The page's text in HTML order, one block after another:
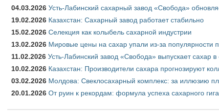
04.03.2026 Усть-Лабинский сахарный завод «Свобода»
19.02.2026 Казахстан: Сахарный завод работает стабильно
15.02.2026 Селекция как колыбель сахарной индустрии
13.02.2026 Мировые цены на сахар упали из-за популярности
11.02.2026 Усть-Лабинский завод «Свобода» выпускает сахар в
10.02.2026 Казахстан: Производители сахара прогнозируют
03.02.2026 Молдова: Свеклосахарный комплекс: за иллюзию
20.01.2026 От руин к рекордам: формула успеха сахарного